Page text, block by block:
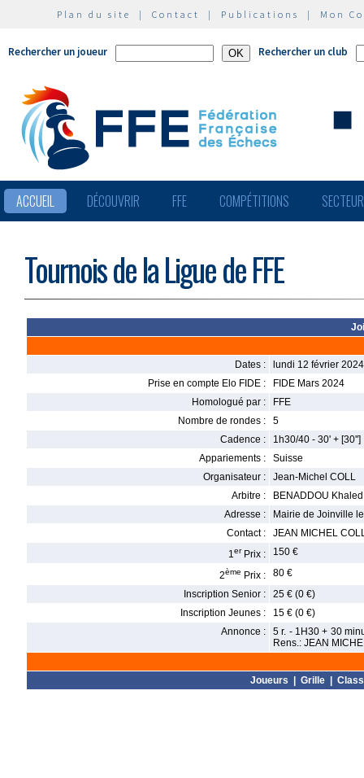
Plan du site | Contact | Publications | Mon
Rechercher un joueur Rechercher un club
ACCUEIL DÉCOUVRIR FFE COMPÉTITIONS
Tournois de la Ligue de FFE
Dates :
lundi 12 février
Prise en compte Elo FIDE :
FIDE Mars 2024
Homologué par :
FFE
Nombre de rondes :
5
Cadence :
1h30/40 - 30' + [30'']
Appariements :
Suisse
Organisateur :
Jean-Michel COLL
Arbitre :
BENADDOU Khaled
Adresse :
Mairie de Joinville
Contact :
JEAN MICHEL
1er Prix : 150 €
2ème Prix :
80 €
Inscription Senior :
25 € (0 €)
Inscription Jeunes :
15 € (0 €)
Annonce :
5 r. - 1H30 + 30
Rens.: JEAN
Joueurs Grille